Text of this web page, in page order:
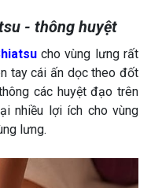
- thông huyệt
cho vùng lưng rất
tay cái ấn dọc theo đốt
các huyệt đạo trên
nhiều lợi ích cho vùng
lưng.